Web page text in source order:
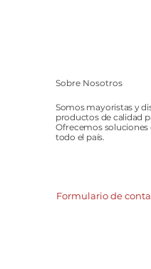
Sobre Nosotros
Somos mayoristas y
productos de calidad
Ofrecemos soluciones
todo el país.
Formulario de